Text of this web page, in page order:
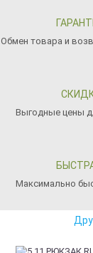
Обмен товара и
Выгодные цены
Максимально